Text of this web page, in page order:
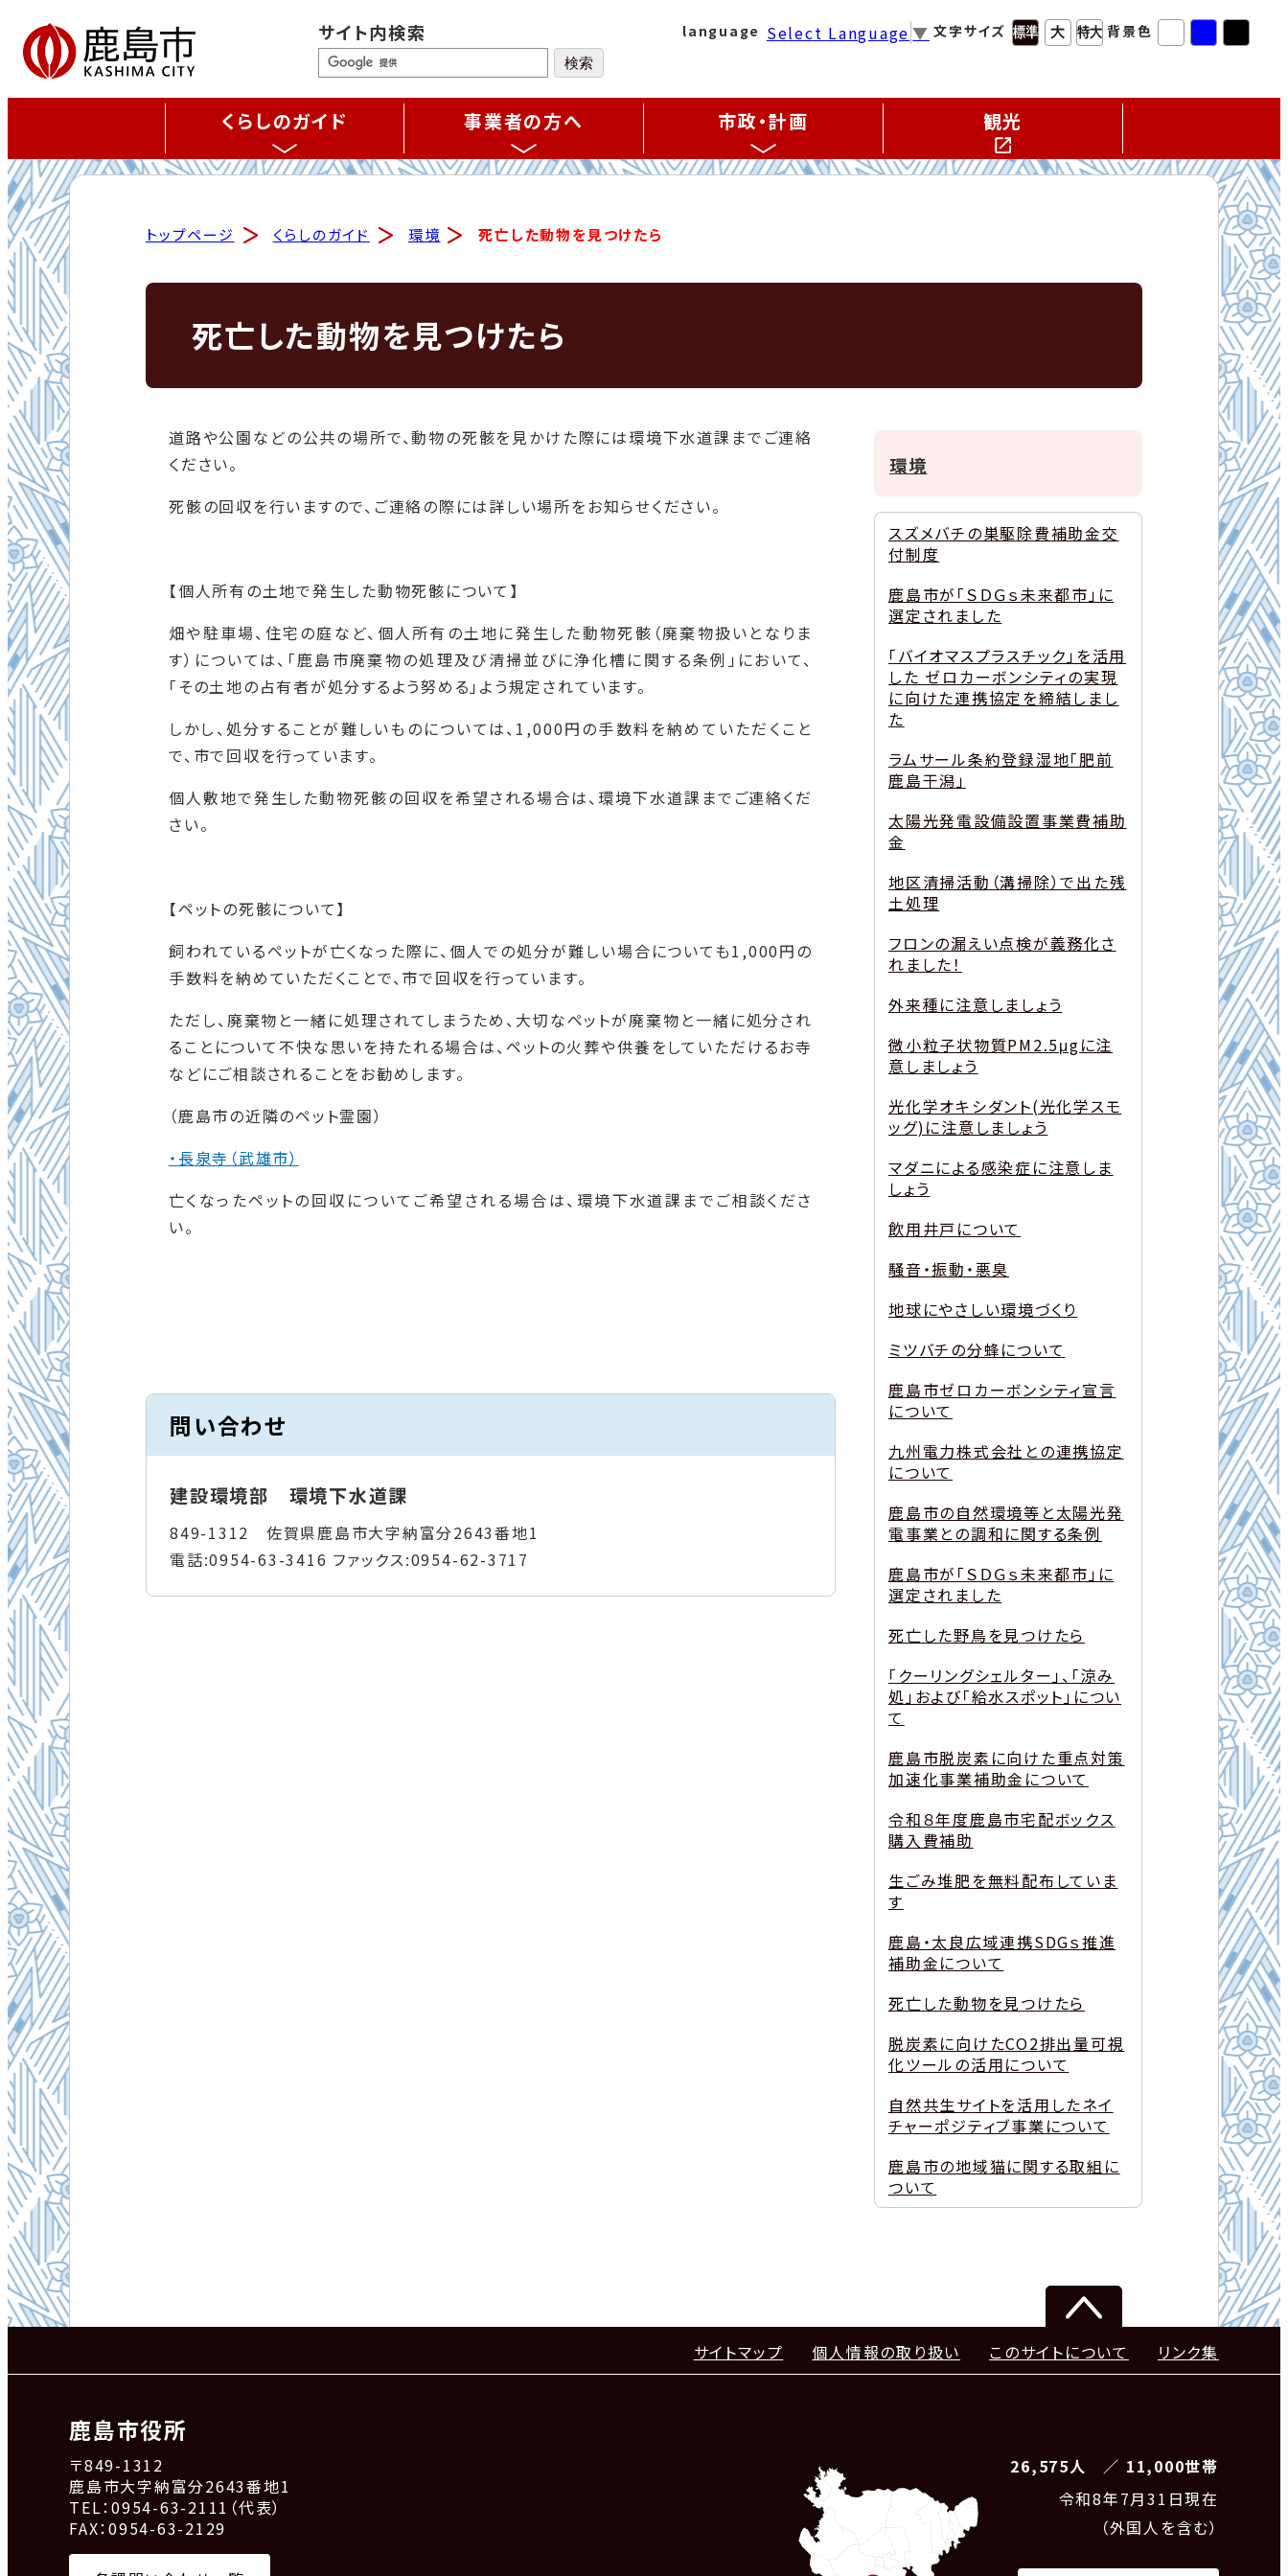
サイト内検索 language Select Language ▼ 文字サイズ 背景色
くらしのガイド 事業者の方へ 市政・計画 観光
トップページ くらしのガイド 環境 死亡した動物を見つけたら
死亡した動物を見つけたら
道路や公園などの公共の場所で、動物の死骸を見かけた際には環境下水道課までご連絡
ください。
死骸の回収を行いますので、ご連絡の際には詳しい場所をお知らせください。
【個人所有の土地で発生した動物死骸について】
畑や駐車場、住宅の庭など、個人所有の土地に発生した動物死骸（廃棄物扱いとなりま
す）については、 「鹿島市廃棄物の処理及び清掃並びに浄化槽に関する条例」において、
「 その土地の占有者が処分するよう努める」よう規定されています。
しかし、処分することが難しいものについては、1,000円の手数料を納めていただくこと
で、市で回収を行っています。
個人敷地で発生した動物死骸の回収を希望される場合は、環境下水道課までご連絡くだ
さい。
【ペットの死骸について】
飼われているペットが亡くなった際に、個人での処分が難しい場合についても1,000円の
手数料を納めていただくことで、市で回収を行っています。
ただし、廃棄物と一緒に処理されてしまうため、大切なペットが廃棄物と一緒に処分され
ることについて不快な思いを持たれる場合は、ペットの火葬や供養をしていただけるお寺
などにご相談されることをお勧めします。
（鹿島市の近隣のペット霊園）
・長泉寺（武雄市）
亡くなったペットの回収についてご希望される場合は、環境下水道課までご相談くださ
い。
問い合わせ
建設環境部 環境下水道課
849-1312 佐賀県鹿島市大字納富分2643番地1
電話:0954-63-3416 ファックス:0954-62-3717
環境
スズメバチの巣駆除費補助金交
付制度
鹿島市が「ＳＤＧｓ未来都市」に
選定されました
「バイオマスプラスチック」を活用
した ゼロカーボンシティの実現
に向けた連携協定を締結しまし
た
ラムサール条約登録湿地「肥前
鹿島干潟」
太陽光発電設備設置事業費補助
金
地区清掃活動（溝掃除）で出た残
土処理
フロンの漏えい点検が義務化さ
れました！
外来種に注意しましょう
微小粒子状物質PM2.5μgに注
意しましょう
光化学オキシダント(光化学スモ
ッグ)に注意しましょう
マダニによる感染症に注意しま
しょう
飲用井戸について
騒音・振動・悪臭
地球にやさしい環境づくり
ミツバチの分蜂について
鹿島市ゼロカーボンシティ宣言
について
九州電力株式会社との連携協定
について
鹿島市の自然環境等と太陽光発
電事業との調和に関する条例
鹿島市が「ＳＤＧｓ未来都市」に
選定されました
死亡した野鳥を見つけたら
「クーリングシェルター」、「涼み
処」および「給水スポット」につい
て
鹿島市脱炭素に向けた重点対策
加速化事業補助金について
令和８年度鹿島市宅配ボックス
購入費補助
生ごみ堆肥を無料配布していま
す
鹿島・太良広域連携SDGｓ推進
補助金について
死亡した動物を見つけたら
脱炭素に向けたCO2排出量可視
化ツールの活用について
自然共生サイトを活用したネイ
チャーポジティブ事業について
鹿島市の地域猫に関する取組に
ついて
サイトマップ 個人情報の取り扱い このサイトについて リンク集
鹿島市役所
〒849-1312
鹿島市大字納富分2643番地1
TEL：0954-63-2111（代表）
FAX：0954-63-2129
26,575人 ／ 11,000世帯
令和8年7月31日現在
（外国人を含む）